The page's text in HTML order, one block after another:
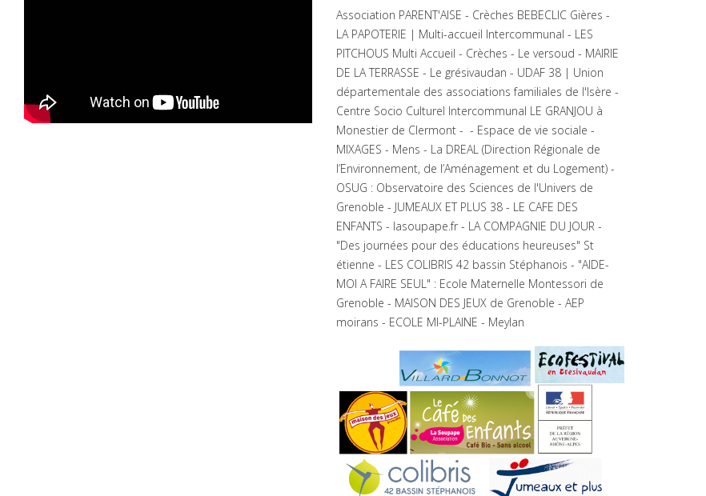
Association PARENT'AISE - Crèches BEBECLIC Gières -
LA PAPOTERIE | Multi-accueil Intercommunal - LES
PITCHOUS Multi Accueil - Crèches - Le versoud - MAIRIE
DE LA TERRASSE - Le grésivaudan - UDAF 38 | Union
départementale des associations familiales de l'Isère -
Centre Socio Culturel Intercommunal LE GRANJOU à
Monestier de Clermont - - Espace de vie sociale -
MIXAGES - Mens - La DREAL (Direction Régionale de
l’Environnement, de l’Aménagement et du Logement) -
OSUG : Observatoire des Sciences de l'Univers de
Grenoble - JUMEAUX ET PLUS 38 - LE CAFE DES
ENFANTS - lasoupape.fr - LA COMPAGNIE DU JOUR -
"Des journées pour des éducations heureuses" St
étienne - LES COLIBRIS 42 bassin Stéphanois - "AIDE-
MOI A FAIRE SEUL" : Ecole Maternelle Montessori de
Grenoble - MAISON DES JEUX de Grenoble - AEP
moirans - ECOLE MI-PLAINE - Meylan